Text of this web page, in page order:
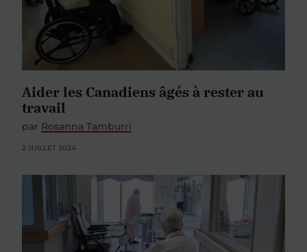
Aider les Canadiens âgés à rester au
travail
par Rosanna Tamburri
2 JUILLET 2024